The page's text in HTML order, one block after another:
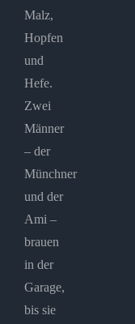
Malz,
Hopfen
und
Hefe.
Zwei
Männer
– der
Münchner
und der
Ami –
brauen
in der
Garage,
bis sie